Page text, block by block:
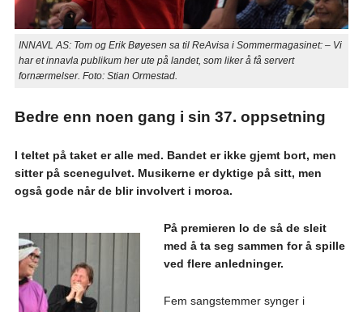
INNAVL AS: Tom og Erik Bøyesen sa til ReAvisa i Sommermagasinet: – Vi
har et innavla publikum her ute på landet, som liker å få servert
fornærmelser. Foto: Stian Ormestad.
Bedre enn noen gang i sin 37. oppsetning
I teltet på taket er alle med. Bandet er ikke gjemt bort, men
sitter på scenegulvet. Musikerne er dyktige på sitt, men
også gode når de blir involvert i moroa.
På premieren lo de så de sleit
med å ta seg sammen for å spille
ved flere anledninger.
Fem sangstemmer synger i